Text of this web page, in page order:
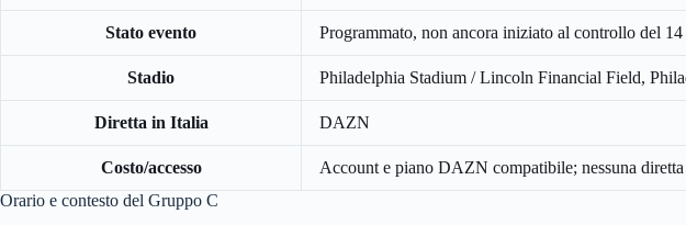
Stato evento Programmato, non ancora iniziato al controllo del
Stadio Philadelphia Stadium / Lincoln Financial Field,
Diretta in Italia DAZN
Costo/accesso
Account e piano DAZN compatibile; nessuna
Orario e contesto del Gruppo C